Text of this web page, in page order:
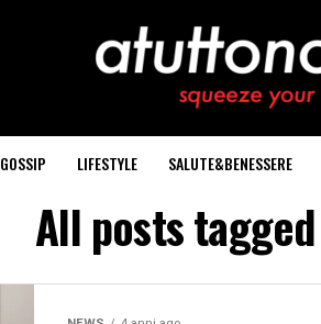
GOSSIP LIFESTYLE SALUTE&BENESSERE
All posts